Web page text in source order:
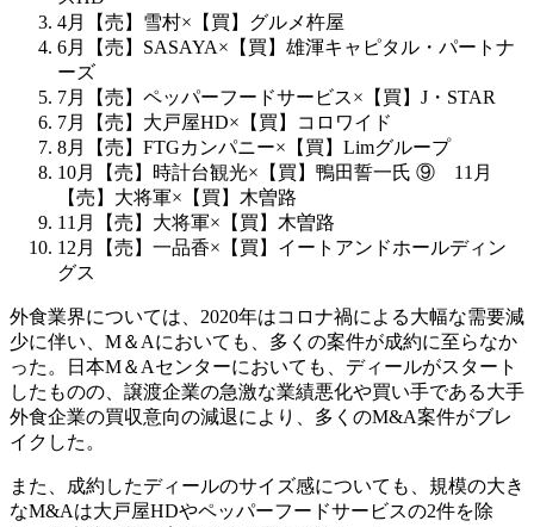
4月【売】雪村×【買】グルメ杵屋
6月【売】SASAYA×【買】雄渾キャピタル・パートナ
ーズ
7月【売】ペッパーフードサービス×【買】J・STAR
7月【売】大戸屋HD×【買】コロワイド
8月【売】FTGカンパニー×【買】Limグループ
10月【売】時計台観光×【買】鴨田誓一氏 ⑨ 11月
【売】大将軍×【買】木曽路
11月【売】大将軍×【買】木曽路
12月【売】一品香×【買】イートアンドホールディン
グス
外食業界については、2020年はコロナ禍による大幅な需要減
少に伴い、M＆Aにおいても、多くの案件が成約に至らなか
った。日本M＆Aセンターにおいても、ディールがスタート
したものの、譲渡企業の急激な業績悪化や買い手である大手
外食企業の買収意向の減退により、多くのM&A案件がブレ
イクした。
また、成約したディールのサイズ感についても、規模の大き
なM&Aは大戸屋HDやペッパーフードサービスの2件を除